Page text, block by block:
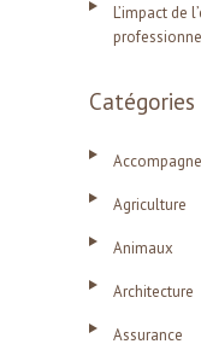
L’impact de
Catégories
Agriculture
Animaux
Architecture
Assurance